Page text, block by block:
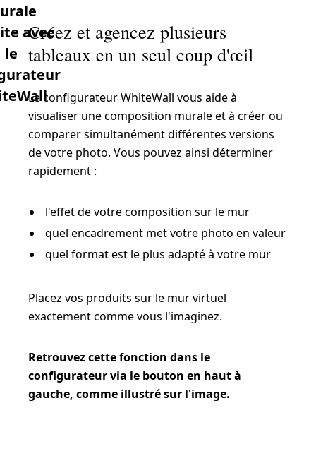
avec
le
Créez et agencez plusieurs
tableaux en un seul coup d'œil
Le configurateur WhiteWall vous aide à
visualiser une composition murale et à créer ou
comparer simultanément différentes versions
de votre photo. Vous pouvez ainsi déterminer
rapidement :
l'effet de votre composition sur le mur
quel encadrement met votre photo en valeur
quel format est le plus adapté à votre mur
Placez vos produits sur le mur virtuel
exactement comme vous l'imaginez.
Retrouvez cette fonction dans le
configurateur via le bouton en haut à
gauche, comme illustré sur l'image.